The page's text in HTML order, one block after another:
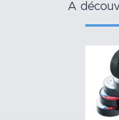
a